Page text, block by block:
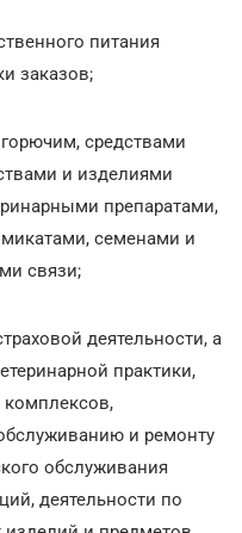
питания
заказов;
средствами
и изделиями
препаратами,
семенами и
связи;
деятельности, а
практики,
комплексов,
и ремонту
обслуживания
деятельности по